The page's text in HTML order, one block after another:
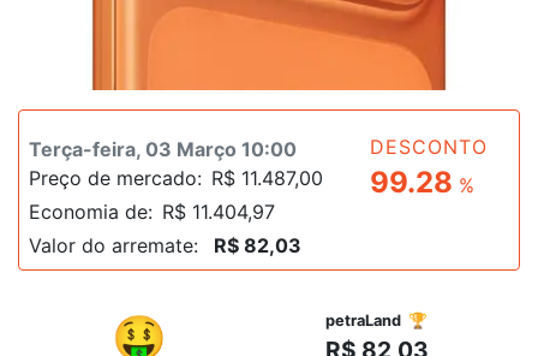
Terça-feira, 03 Março 10:00
Preço de mercado: R$ 11.487,00
Economia de: R$ 11.404,97
Valor do arremate:
R$ 82,03
DESCONTO
99.28 %
🤑 petraLand 🏆
R$ 82,03